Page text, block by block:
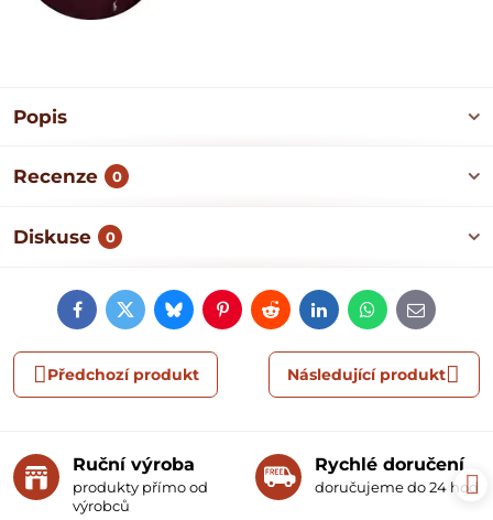
Popis
Recenze 0
Diskuse 0
FacebookTwitterBlueskyPinterestRedditLinkedInWhatsApp
E-
mail
Předchozí produkt Následující produkt
Ruční výroba
produkty přímo od
výrobců
Rychlé doručení
doručujeme do 24 hodin